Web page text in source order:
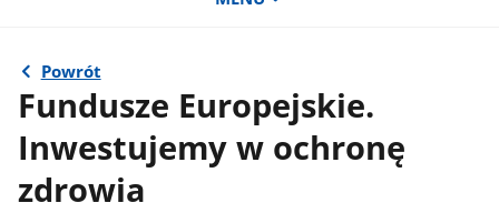
Powrót
Fundusze Europejskie.
Inwestujemy w ochronę
zdrowia